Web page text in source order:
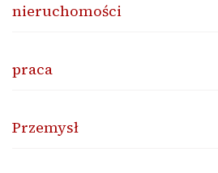
nieruchomości
praca
Przemysł